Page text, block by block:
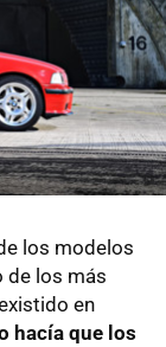
los modelos
de los más
en
hacía que los